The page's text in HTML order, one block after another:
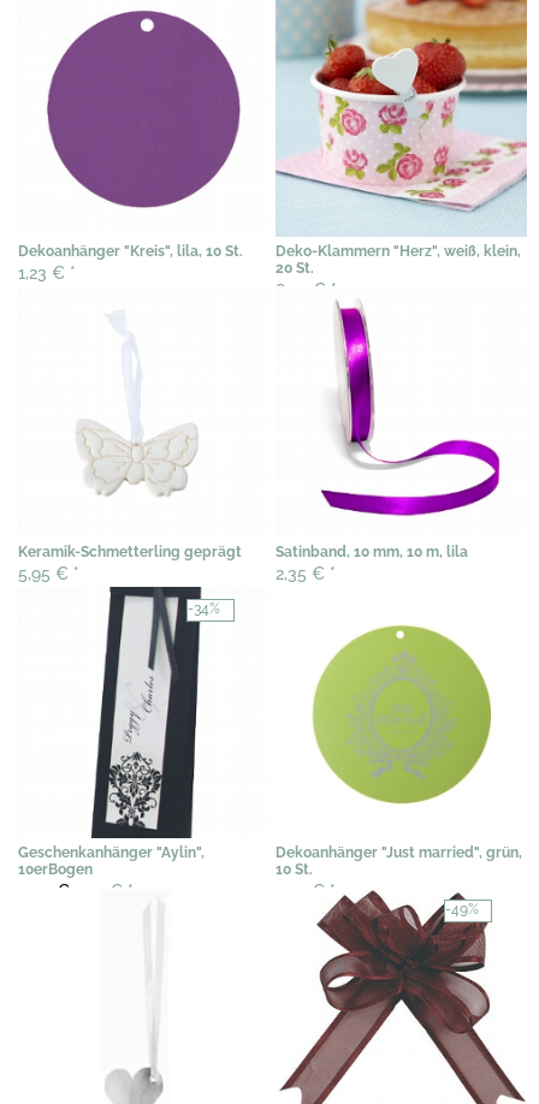
Dekoanhänger "Kreis", lila, 10 St.
1,23 € *
Deko-Klammern "Herz", weiß, klein,
20 St.
8,20 € *
Keramik-Schmetterling geprägt
5,95 € *
Satinband, 10 mm, 10 m, lila
2,35 € *
-34%
Geschenkanhänger "Aylin",
10erBogen
3,03 € 1,99 € *
Dekoanhänger "Just married", grün,
10 St.
0,51 € *
-49%